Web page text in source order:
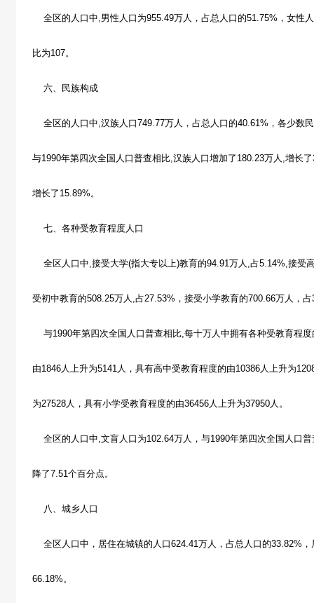
全区的人口中,男性人口为955.49万人，占总人口的51.75%，女性
比为107。
六、民族构成
全区的人口中,汉族人口749.77万人，占总人口的40.61%，各少数
与1990年第四次全国人口普查相比,汉族人口增加了180.23万人,增长
增长了15.89%。
七、各种受教育程度人口
全区人口中,接受大学(指大专以上)教育的94.91万人,占5.14%,接受
受初中教育的508.25万人,占27.53%，接受小学教育的700.66万人，
与1990年第四次全国人口普查相比,每十万人中拥有各种受教育程
由1846人上升为5141人，具有高中受教育程度的由10386人上升为
为27528人，具有小学受教育程度的由36456人上升为37950人。
全区的人口中,文盲人口为102.64万人，与1990年第四次全国人口
降了7.51个百分点。
八、城乡人口
全区人口中，居住在城镇的人口624.41万人，占总人口的33.82%
66.18%。